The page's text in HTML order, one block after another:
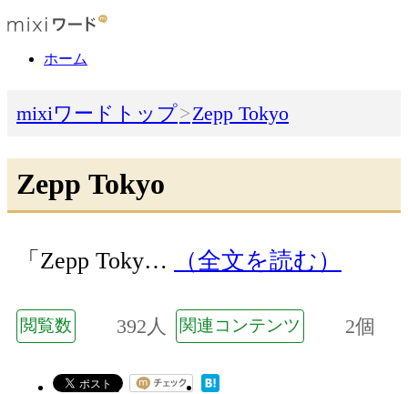
ホーム
mixiワードトップ Zepp Tokyo
Zepp Tokyo
「Zepp Toky… （全文を読む）
閲覧数 392人 関連コンテンツ 2個